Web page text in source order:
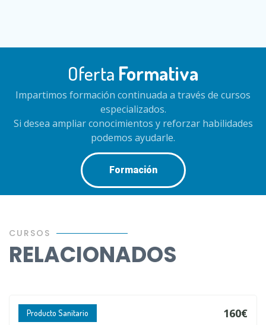
Oferta Formativa
Impartimos formación continuada a través de cursos
especializados.
Si desea ampliar conocimientos y reforzar habilidades
podemos ayudarle.
Formación
CURSOS
RELACIONADOS
Producto Sanitario 160€